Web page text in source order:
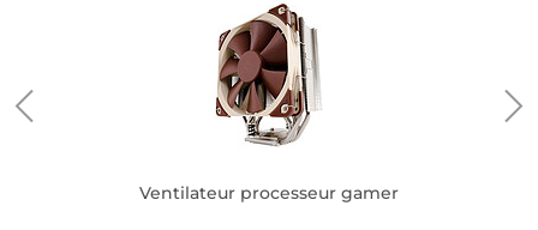
Ventilateur processeur gamer